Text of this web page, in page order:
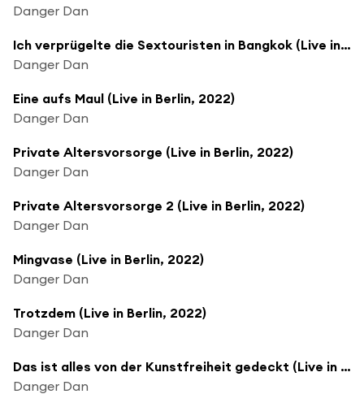
Danger Dan
Ich verprügelte die Sextouristen in Bangkok (Live in Berlin, 2022)
Danger Dan
Eine aufs Maul (Live in Berlin, 2022)
Danger Dan
Private Altersvorsorge (Live in Berlin, 2022)
Danger Dan
Private Altersvorsorge 2 (Live in Berlin, 2022)
Danger Dan
Mingvase (Live in Berlin, 2022)
Danger Dan
Trotzdem (Live in Berlin, 2022)
Danger Dan
Das ist alles von der Kunstfreiheit gedeckt (Live in Berlin, 2022)
Danger Dan